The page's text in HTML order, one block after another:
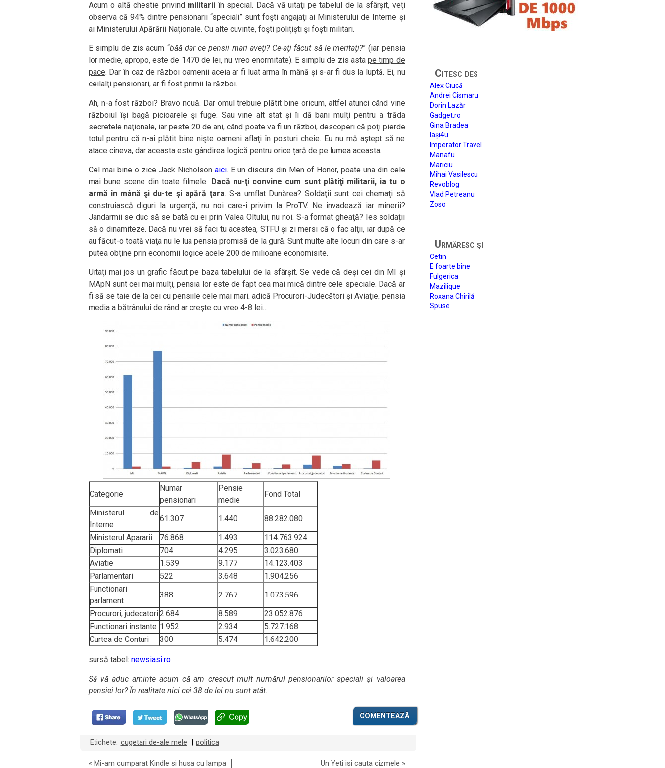
Acum o altă chestie privind militarii în special. Dacă vă uitaţi pe tabelul de la sfârşit, veţi
observa că 94% dintre pensionarii “speciali” sunt foşti angajaţi ai Ministerului de Interne şi
ai Ministerului Apărării Naţionale. Cu alte cuvinte, foşti poliţişti şi foști militari.
E simplu de zis acum “băă dar ce pensii mari aveţi? Ce-aţi făcut să le meritaţi?” (iar pensia
lor medie, apropo, este de 1470 de lei, nu vreo enormitate). E simplu de zis astape timp de
pace. Dar în caz de război oamenii aceia ar fi luat arma în mână şi s-ar fi dus la luptă. Ei, nu
ceilalţi pensionari, ar fi fost primii la război.
Ah, n-a fost război? Bravo nouă. Dar omul trebuie plătit bine oricum, altfel atunci când vine
războiul îşi bagă picioarele şi fuge. Sau vine alt stat şi îi dă bani mulţi pentru a trăda
secretele naţionale, iar peste 20 de ani, când poate va fi un război, descoperi că poţi pierde
totul pentru că n-ai plătit bine nişte oameni aflaţi în posturi cheie. Eu nu mă aştept să ne
atace cineva, dar aceasta este gândirea logică pentru orice țară de pe lumea aceasta.
Cel mai bine o zice Jack Nicholson aici. E un discurs din Men of Honor, poate una din cele
mai bune scene din toate filmele. Dacă nu-ţi convine cum sunt plătiţi militarii, ia tu o
armă în mână şi du-te şi apără ţara. S-a umflat Dunărea? Soldaţii sunt cei chemaţi să
construiască diguri la urgenţă, nu noi care-i privim la ProTV. Ne invadează iar minerii?
Jandarmii se duc să se bată cu ei prin Valea Oltului, nu noi. S-a format gheaţă? Ies soldații
să o dinamiteze. Dacă nu vrei să faci tu acestea, STFU şi zi mersi că o fac alţii, iar după ce
au făcut-o toată viaţa nu le lua pensia promisă de la gură. Sunt multe alte locuri din care s-ar
putea obţine prin economii logice acele 200 de milioane economisite.
Uitaţi mai jos un grafic făcut pe baza tabelului de la sfârşit. Se vede că deşi cei din MI şi
MApN sunt cei mai mulţi, pensia lor este de fapt cea mai mică dintre cele speciale. Dacă ar
fi să se taie de la cei cu pensiile cele mai mari, adică Procurori-Judecători şi Aviaţie, pensia
media a bătrânului de rând ar creşte cu vreo 4-8 lei…
Categorie
Numar
pensionari
Pensie
medie
Fond Total
Ministerul de
Interne
61.307 1.440
88.282.080
Ministerul Apararii
76.868 1.493
114.763.924
Diplomati
704 4.295
3.023.680
Aviatie
1.539 9.177
14.123.403
Parlamentari
522 3.648
1.904.256
Functionari
parlament
388 2.767
1.073.596
Procurori, judecatori2.684 8.589
23.052.876
Functionari instante 1.952 2.934
5.727.168
Curtea de Conturi
300 5.474 1.642.200
sursă tabel: newsiasi.ro
Să vă aduc aminte acum că am crescut mult numărul pensionarilor speciali şi valoarea
pensiei lor? În realitate nici cei 38 de lei nu sunt atât.
COMENTEAZĂ
Etichete: cugetari de-ale mele politica
« Mi-am cumparat Kindle si husa cu lampa Un Yeti isi cauta cizmele »
Citesc des
Alex Ciucă
Andrei Cismaru
Dorin Lazăr
Gadget.ro
Gina Bradea
Iași4u
Imperator Travel
Manafu
Mariciu
Mihai Vasilescu
Revoblog
Vlad Petreanu
Zoso
Urmăresc şi
Cetin
E foarte bine
Fulgerica
Mazilique
Roxana Chirilă
Spuse